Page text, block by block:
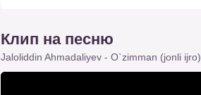
Клип на песню
Jaloliddin Ahmadaliyev - O`zimman (jonli ijro)